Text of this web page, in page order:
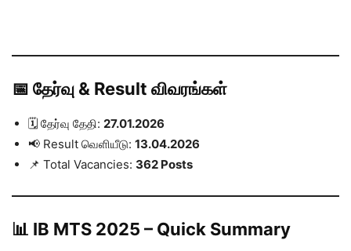
📅 தேர்வு & Result விவரங்கள்
🗓️ தேர்வு தேதி: 27.01.2026
📢 Result வெளியீடு: 13.04.2026
📌 Total Vacancies: 362 Posts
📊 IB MTS 2025 – Quick Summary